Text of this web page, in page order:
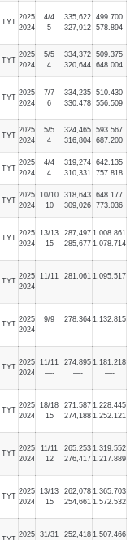
TYT
2025
2024
4/4
5
335,622
327,912
499.700
578.894
TYT
2025
2024
5/5
4
334,372
320,644
509.375
648.004
TYT
2025
2024
7/7
6
334,235
330,478
510.430
556.509
TYT
2025
2024
5/5
4
324,465
316,804
593.567
687.200
TYT
2025
2024
4/4
4
319,274
310,331
642.135
757.818
TYT
2025
2024
10/10
10
318,643
309,026
648.177
773.036
TYT
2025
2024
13/13
15
287,497
285,677
1.008.861
1.078.714
TYT
2025
2024
11/11
—-
281,061
—-
1.095.517
—-
TYT
2025
2024
9/9
—-
278,364
—-
1.132.815
—-
TYT
2025
2024
11/11
—-
274,895
—-
1.181.218
—-
TYT
2025
2024
18/18
15
271,587
274,188
1.228.445
1.252.121
TYT
2025
2024
11/11
12
265,253
276,417
1.319.552
1.217.889
TYT
2025
2024
13/13
15
262,078
254,661
1.365.703
1.572.532
2025 31/31
252,418 1.507.466